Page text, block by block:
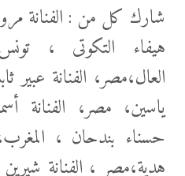
شارك كل من : الفنانة
هيفاء التكوتى ،
العال،مصر، الفنانة عبير
ياسين، مصر، الفنانة
حسناء بندحان ،
هدية،مصر ، الفنانة